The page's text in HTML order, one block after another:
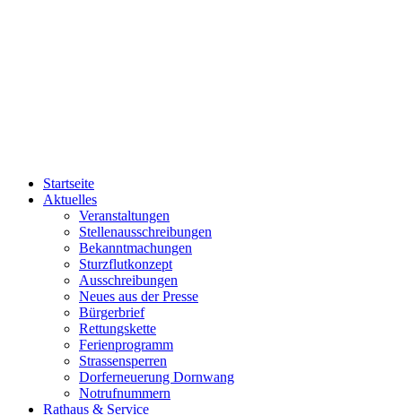
Startseite
Aktuelles
Veranstaltungen
Stellenausschreibungen
Bekanntmachungen
Sturzflutkonzept
Ausschreibungen
Neues aus der Presse
Bürgerbrief
Rettungskette
Ferienprogramm
Strassensperren
Dorferneuerung Dornwang
Notrufnummern
Rathaus & Service